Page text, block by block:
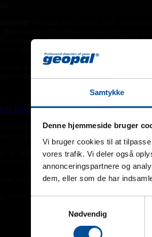
Samtykke
Denne hjemmeside bruger
Vi bruger cookies til at
vores trafik. Vi deler også
annonceringspartnere og
dem, eller som de har
Nødvendig
Den intuitive og let anvendelige trykknap
Kan nemt integreres med en bred vifte af
med vores pålidelige og effektive
i nødsituationer.
løsning for din arbejdsplads?
starter med en grundig
for dette produkt som en selvstændig
sikre, at løsningen lever op til både
vi kan hjælpe dig med at vælge den
vores udvalg afgasdetektorer.